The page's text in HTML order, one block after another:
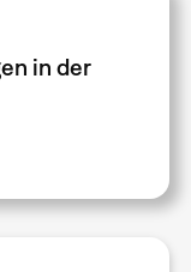
in der